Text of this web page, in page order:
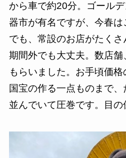
から車で約20分。ゴール
器市が有名ですが、今春は
でも、常設のお店がたく
期間外でも大丈夫。数店
もらいました。お手頃価
国宝の作る一点ものまで
並んでいて圧巻です。目の